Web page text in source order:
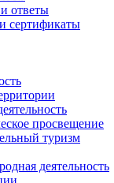
ответы
сертификаты
просвещение
туризм
деятельность